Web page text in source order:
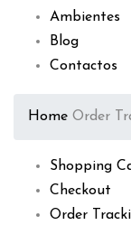
Ambientes
Blog
Contactos
Home Order
Shopping
Checkout
Order